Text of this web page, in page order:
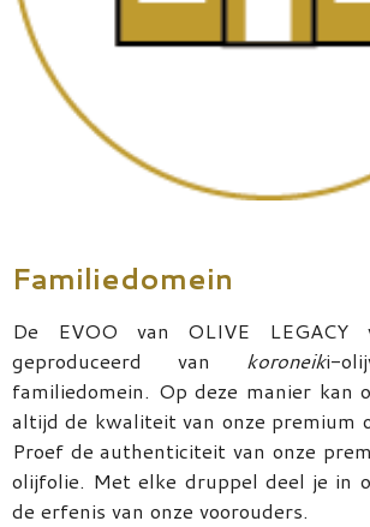
Familiedomein
De EVOO van OLIVE LEGACY
geproduceerd van koroneiki-
familiedomein. Op deze manier kan
altijd de kwaliteit van onze premium
Proef de authenticiteit van onze
olijfolie. Met elke druppel deel je in
de erfenis van onze voorouders.